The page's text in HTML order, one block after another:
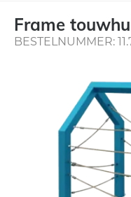
Frame
BESTELNUMMER: